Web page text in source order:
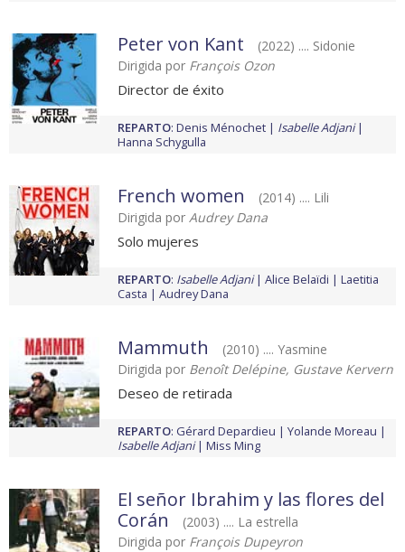
Peter von Kant
(2022) .... Sidonie
Dirigida por François Ozon
Director de éxito
REPARTO: Denis Ménochet
Isabelle Adjani
Hanna Schygulla
French women
(2014) .... Lili
Dirigida por Audrey Dana
Solo mujeres
REPARTO: Isabelle Adjani Alice Belaïdi
Laetitia
Casta
Audrey Dana
Mammuth
(2010) .... Yasmine
Dirigida por Benoît Delépine, Gustave Kervern
Deseo de retirada
REPARTO: Gérard Depardieu
Yolande Moreau
Isabelle Adjani
Miss Ming
El señor Ibrahim y las flores del
Corán
(2003) .... La estrella
Dirigida por François Dupeyron